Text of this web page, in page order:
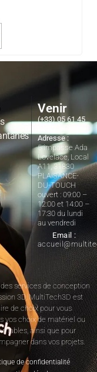
Venir
(+33) 05 61 45
Adresse :
5 impasse Ada
Lovelace, Local
A11, 31830
PLAISANCE-
DU-TOUCH
ouvert : 09:00 –
12:00 et 14:00 –
17:30 du lundi
au vendredi
Email :
services de conception
3D, MultiTech3D est
de choix pour vous
vos choix de matériel ou
ainsi que pour
dans vos projets.
de confidentialité